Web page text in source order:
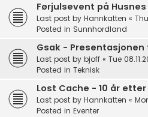
Førjulsevent på Husnes
Last post by Hannkatten «
Posted in Sunnhordland
Gsak -
Last post by bjoff « Tue
Posted in Teknisk
Lost Cache - 10 år etter
Last post by Hannkatten «
Posted in Eventer